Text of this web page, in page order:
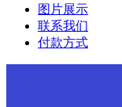
图片展示
联系我们
付款方式